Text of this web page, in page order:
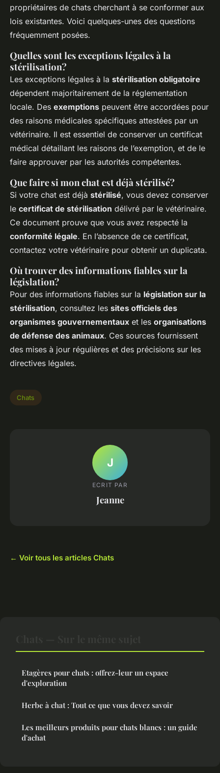
propriétaires de chats cherchant à se conformer aux
lois existantes. Voici quelques-unes des questions
fréquemment posées.
Quelles sont les exceptions légales à la
stérilisation?
Les exceptions légales à la stérilisation obligatoire
dépendent majoritairement de la réglementation
locale. Des exemptions peuvent être accordées pour
des raisons médicales spécifiques attestées par un
vétérinaire. Il est essentiel de conserver un certificat
médical détaillant les raisons de l’exemption, et de le
faire approuver par les autorités compétentes.
Que faire si mon chat est déjà stérilisé?
Si votre chat est déjà stérilisé, vous devez conserver
le certificat de stérilisation délivré par le vétérinaire.
Ce document prouve que vous avez respecté la
conformité légale. En l’absence de ce certificat,
contactez votre vétérinaire pour obtenir un duplicata.
Où trouver des informations fiables sur la
législation?
Pour des informations fiables sur la législation sur la
stérilisation, consultez les sites officiels des
organismes gouvernementaux et les organisations
de défense des animaux. Ces sources fournissent
des mises à jour régulières et des précisions sur les
directives légales.
Chats
J
ECRIT PAR
Jeanne
← Voir tous les articles Chats
Etagères pour chats : offrez-leur un espace
d'exploration
Herbe à chat : Tout ce que vous devez savoir
Les meilleurs produits pour chats blancs : un guide
d'achat